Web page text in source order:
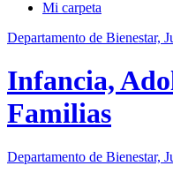
Mi carpeta
Departamento de Bienestar,
Infancia,
Familias
Departamento de Bienestar,